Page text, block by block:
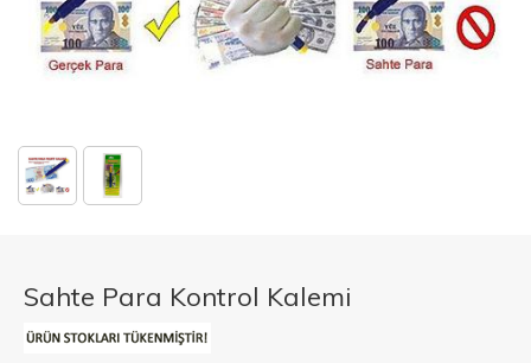
Sahte Para Kontrol Kalemi